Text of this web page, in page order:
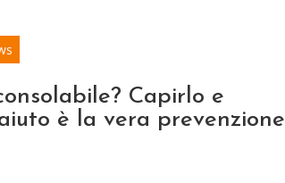
Capirlo e
è la vera prevenzione